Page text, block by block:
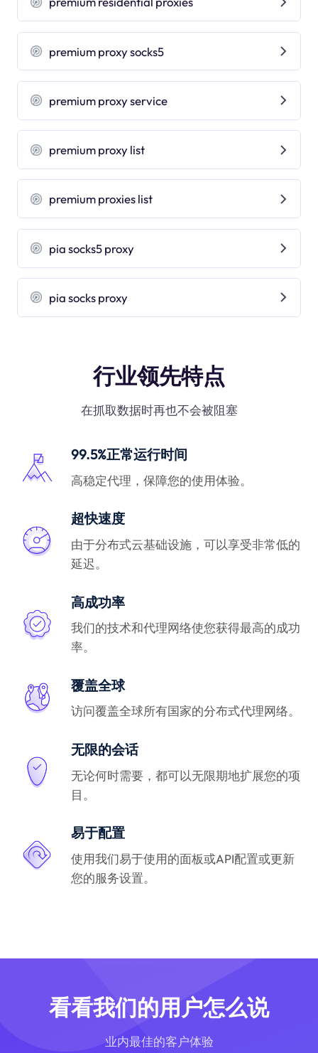
premium proxy socks5
premium proxy service
premium proxy list
premium proxies list
pia socks5 proxy
pia socks proxy
行业领先特点
在抓取数据时再也不会被阻塞
99.5%正常运行时间
高稳定代理，保障您的使用体验。
超快速度
由于分布式云基础设施，可以享受非常低的
延迟。
高成功率
我们的技术和代理网络使您获得最高的成功
率。
覆盖全球
访问覆盖全球所有国家的分布式代理网络。
无限的会话
无论何时需要，都可以无限期地扩展您的项
目。
易于配置
使用我们易于使用的面板或API配置或更新
您的服务设置。
看看我们的用户怎么说
业内最佳的客户体验